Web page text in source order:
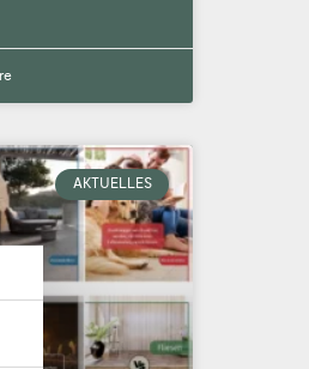
AKTUELLES